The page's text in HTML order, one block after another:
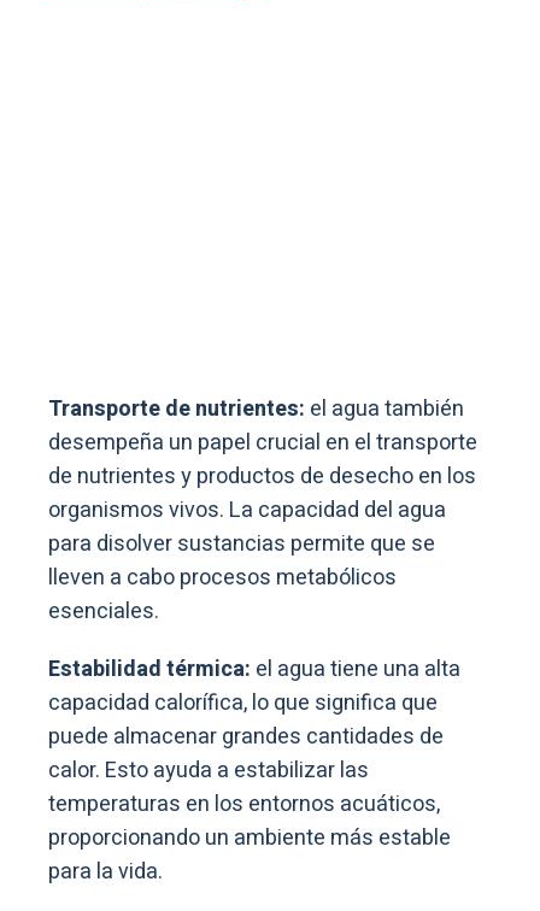
Transporte de nutrientes: el agua también
desempeña un papel crucial en el transporte
de nutrientes y productos de desecho en los
organismos vivos. La capacidad del agua
para disolver sustancias permite que se
lleven a cabo procesos metabólicos
esenciales.
Estabilidad térmica: el agua tiene una alta
capacidad calorífica, lo que significa que
puede almacenar grandes cantidades de
calor. Esto ayuda a estabilizar las
temperaturas en los entornos acuáticos,
proporcionando un ambiente más estable
para la vida.